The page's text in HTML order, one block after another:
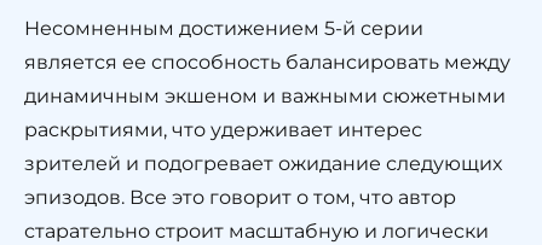
Несомненным достижением 5-й серии
является ее способность балансировать между
динамичным экшеном и важными сюжетными
раскрытиями, что удерживает интерес
зрителей и подогревает ожидание следующих
эпизодов. Все это говорит о том, что автор
старательно строит масштабную и логически